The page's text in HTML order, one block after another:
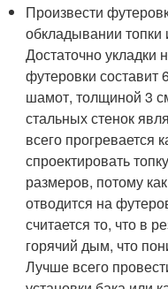
Произвести
обкладывании топки
Достаточно укладки
футеровки составит
шамот, толщиной 3
стальных стенок
всего прогревается
спроектировать
размеров, потому
отводится на
считается то, что в
горячий дым, что
Лучше всего